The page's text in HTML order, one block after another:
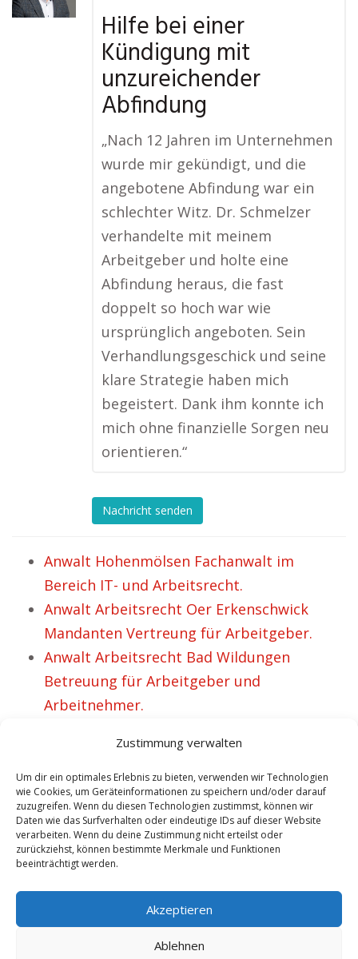
Zustimmung verwalten
Um dir ein optimales Erlebnis zu bieten, verwenden wir Technologien
wie Cookies, um Geräteinformationen zu speichern und/oder darauf
zuzugreifen. Wenn du diesen Technologien zustimmst, können wir
Daten wie das Surfverhalten oder eindeutige IDs auf dieser Website
verarbeiten. Wenn du deine Zustimmung nicht erteilst oder
zurückziehst, können bestimmte Merkmale und Funktionen
beeinträchtigt werden.
Akzeptieren
Ablehnen
Hilfe bei einer
Kündigung mit
unzureichender
Abfindung
„Nach 12 Jahren im Unternehmen
wurde mir gekündigt, und die
angebotene Abfindung war ein
schlechter Witz. Dr. Schmelzer
verhandelte mit meinem
Arbeitgeber und holte eine
Abfindung heraus, die fast
doppelt so hoch war wie
ursprünglich angeboten. Sein
Verhandlungsgeschick und seine
klare Strategie haben mich
begeistert. Dank ihm konnte ich
mich ohne finanzielle Sorgen neu
orientieren.“
Nachricht senden
Anwalt Hohenmölsen Fachanwalt im
Bereich IT- und Arbeitsrecht.
Anwalt Arbeitsrecht Oer Erkenschwick
Mandanten Vertreung für Arbeitgeber.
Anwalt Arbeitsrecht Bad Wildungen
Betreuung für Arbeitgeber und
Arbeitnehmer.
42 fröhliche Kunden.
Kanzlei Dr. Schmelzer Anwalt IT- und
Arbeitsrecht Schwaz.
Anwalt Arbeitsrecht Sitten – Felicitas ist
super glücklich.
Rechtsanwalt Mühldorf Experte für IT- und
Arbeitsrecht.